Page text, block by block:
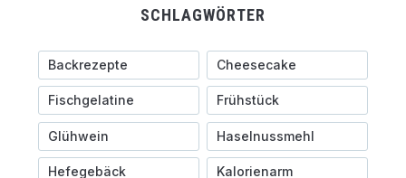
SCHLAGWÖRTER
Backrezepte Cheesecake
Fischgelatine Frühstück
Glühwein Haselnussmehl
Hefegebäck Kalorienarm